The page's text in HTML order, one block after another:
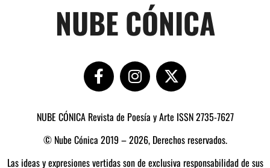
NUBE CÓNICA
NUBE CÓNICA Revista de Poesía y Arte ISSN 2735-7627
© Nube Cónica 2019 – 2026, Derechos reservados.
Las ideas y expresiones vertidas son de exclusiva responsabilidad de sus